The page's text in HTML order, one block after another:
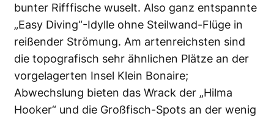
bunter Rifffische wuselt. Also ganz entspannte
„Easy Diving“-Idylle ohne Steilwand-Flüge in
reißender Strömung. Am artenreichsten sind
die topografisch sehr ähnlichen Plätze an der
vorgelagerten Insel Klein Bonaire;
Abwechslung bieten das Wrack der „Hilma
Hooker“ und die Großfisch-Spots an der wenig